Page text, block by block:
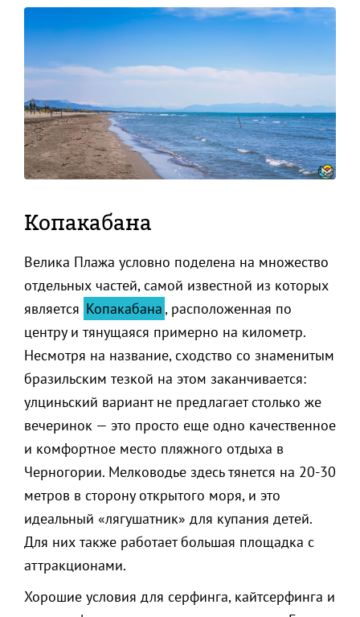
Копакабана
Велика Плажа условно поделена на множество
отдельных частей, самой известной из которых
является Копакабана , расположенная по
центру и тянущаяся примерно на километр.
Несмотря на название, сходство со знаменитым
бразильским тезкой на этом заканчивается:
улциньский вариант не предлагает столько же
вечеринок — это просто еще одно качественное
и комфортное место пляжного отдыха в
Черногории. Мелководье здесь тянется на 20-30
метров в сторону открытого моря, и это
идеальный «лягушатник» для купания детей.
Для них также работает большая площадка с
аттракционами.
Хорошие условия для серфинга, кайтсерфинга и